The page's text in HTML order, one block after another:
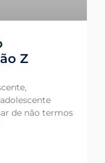
Z
de não termos